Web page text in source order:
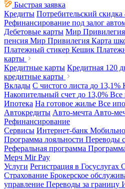
Быстрая заявка
Кредиты Потребительский скидка
Рефинансирование под залог
Дебетовые карты Мир Привилегия
пенсия Мир Привилегия Карта
Платежный стикер Кешик
карты
Кредитные карты Кредитная 120
кредитные карты
Вклады С чистого листа до 13,1%
Накопительный счет до 13,0% Все
Ипотека На готовое жилье Все
Автокредиты Авто-мечта Авто-
Рефинансирование
Сервисы Интернет-банк
Программа лояльности Переводы
Реферальная программа
Мерч Mir Pay
Услуги Регистрация в Госуслугах
Страхование Брокерское
управление Переводы за границу